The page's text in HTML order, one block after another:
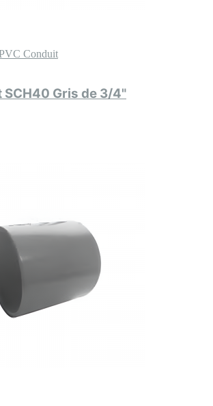
Conduit
SCH40 Gris de 3/4"